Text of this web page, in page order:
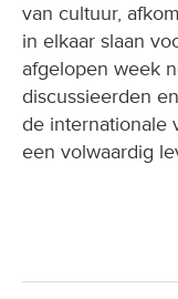
van cultuur,
in elkaar slaan
afgelopen week
discussieerden
de internationale
een volwaardig